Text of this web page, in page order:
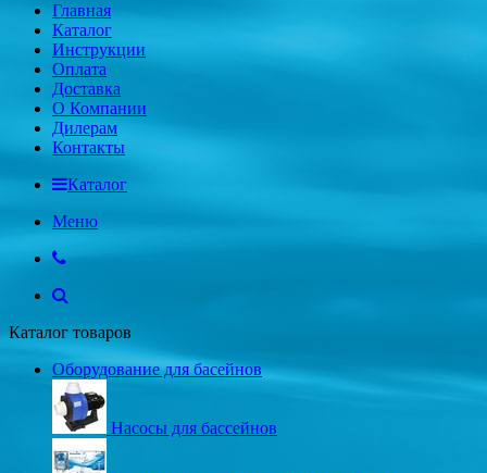
Главная
Каталог
Инструкции
Оплата
Доставка
О Компании
Дилерам
Контакты
Каталог
Меню
Каталог товаров
Оборудование для басейнов
Насосы для бассейнов